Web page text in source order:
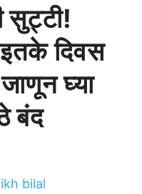
सुट्टी!
इतके दिवस
घ्या
बंद
bilal